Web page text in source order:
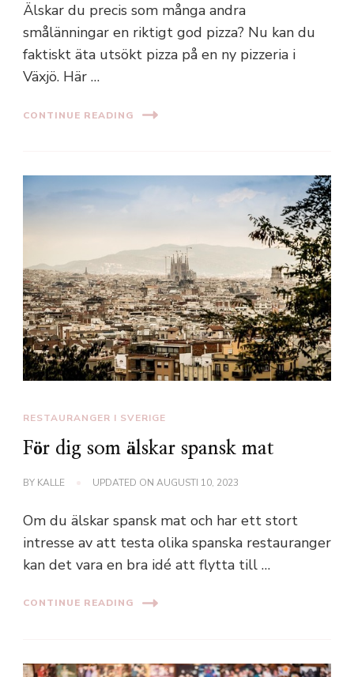
Älskar du precis som många andra
smålänningar en riktigt god pizza? Nu kan du
faktiskt äta utsökt pizza på en ny pizzeria i
Växjö. Här …
CONTINUE READING
RESTAURANGER I SVERIGE
För dig som älskar spansk mat
BY KALLE UPDATED ON AUGUSTI 10, 2023
Om du älskar spansk mat och har ett stort
intresse av att testa olika spanska restauranger
kan det vara en bra idé att flytta till …
CONTINUE READING